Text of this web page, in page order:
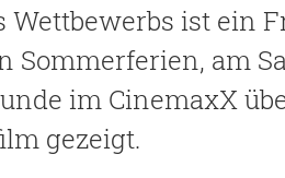
ist ein
am
im CinemaxX
gezeigt.